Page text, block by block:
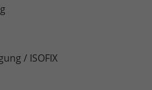
/ ISOFIX